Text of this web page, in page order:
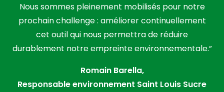
Nous sommes pleinement mobilisés pour notre
prochain challenge : améliorer continuellement
cet outil qui nous permettra de réduire
durablement notre empreinte environnementale.”
Romain Barella,
Responsable environnement Saint Louis Sucre